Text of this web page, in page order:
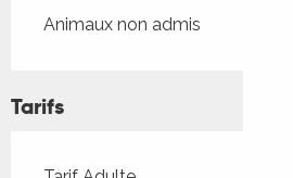
Animaux non admis
Tarifs